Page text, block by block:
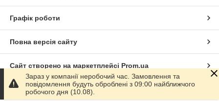
Графік роботи
Повна версія сайту
Сайт створено на маркетплейсі Prom.ua
Політика конфіденційності
Зараз у компанії неробочий час. Замовлення та
повідомлення будуть оброблені з 09:00 найближчого
робочого дня (10.08).